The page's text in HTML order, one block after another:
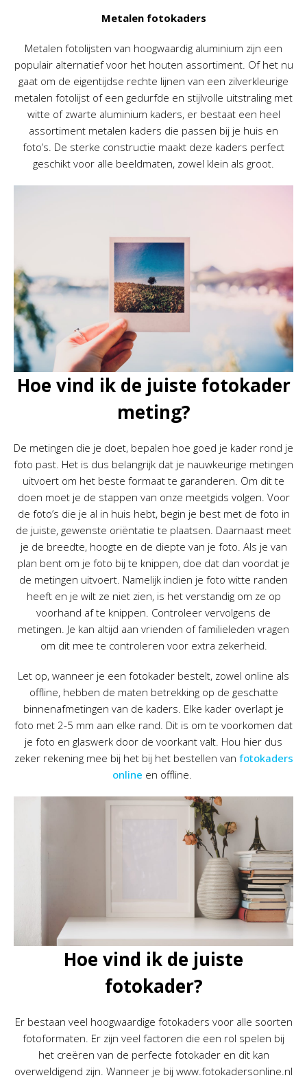
Metalen fotokaders
Metalen fotolijsten van hoogwaardig aluminium zijn een
populair alternatief voor het houten assortiment. Of het nu
gaat om de eigentijdse rechte lijnen van een zilverkleurige
metalen fotolijst of een gedurfde en stijlvolle uitstraling met
witte of zwarte aluminium kaders, er bestaat een heel
assortiment metalen kaders die passen bij je huis en
foto’s. De sterke constructie maakt deze kaders perfect
geschikt voor alle beeldmaten, zowel klein als groot.
Hoe vind ik de juiste fotokader
meting?
De metingen die je doet, bepalen hoe goed je kader rond je
foto past. Het is dus belangrijk dat je nauwkeurige metingen
uitvoert om het beste formaat te garanderen. Om dit te
doen moet je de stappen van onze meetgids volgen. Voor
de foto’s die je al in huis hebt, begin je best met de foto in
de juiste, gewenste oriëntatie te plaatsen. Daarnaast meet
je de breedte, hoogte en de diepte van je foto. Als je van
plan bent om je foto bij te knippen, doe dat dan voordat je
de metingen uitvoert. Namelijk indien je foto witte randen
heeft en je wilt ze niet zien, is het verstandig om ze op
voorhand af te knippen. Controleer vervolgens de
metingen. Je kan altijd aan vrienden of familieleden vragen
om dit mee te controleren voor extra zekerheid.
Let op, wanneer je een fotokader bestelt, zowel online als
offline, hebben de maten betrekking op de geschatte
binnenafmetingen van de kaders. Elke kader overlapt je
foto met 2-5 mm aan elke rand. Dit is om te voorkomen dat
je foto en glaswerk door de voorkant valt. Hou hier dus
zeker rekening mee bij het bij het bestellen van fotokaders
online en offline.
Hoe vind ik de juiste
fotokader?
Er bestaan veel hoogwaardige fotokaders voor alle soorten
fotoformaten. Er zijn veel factoren die een rol spelen bij
het creëren van de perfecte fotokader en dit kan
overweldigend zijn. Wanneer je bij www.fotokadersonline.nl